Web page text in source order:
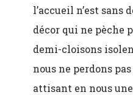
l’accueil n’est sans
décor qui ne pèche
demi-cloisons
nous ne perdons
attisant en nous